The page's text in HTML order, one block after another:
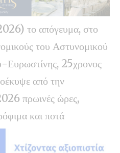
το απόγευμα, στο
του Αστυνομικού
25χρονος
από την
πρωινές ώρες,
και ποτά